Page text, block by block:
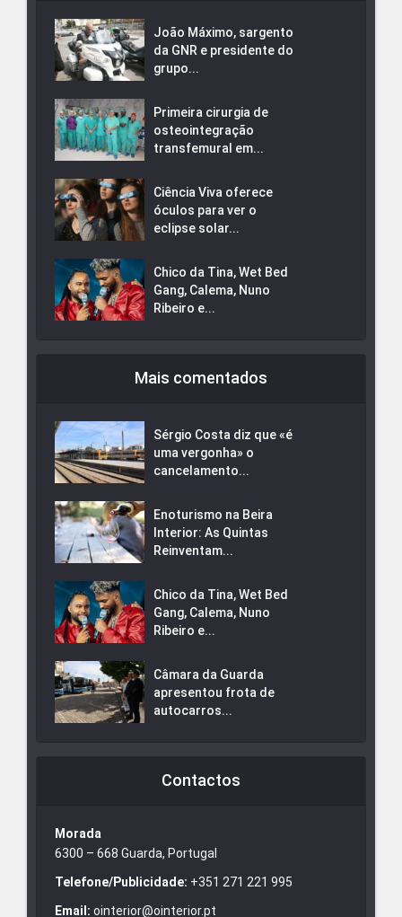
João Máximo, sargento
da GNR e presidente do
grupo...
Primeira cirurgia de
osteointegração
transfemural em...
Ciência Viva oferece
óculos para ver o
eclipse solar...
Chico da Tina, Wet Bed
Gang, Calema, Nuno
Ribeiro e...
Mais comentados
Sérgio Costa diz que «é
uma vergonha» o
cancelamento...
Enoturismo na Beira
Interior: As Quintas
Reinventam...
Chico da Tina, Wet Bed
Gang, Calema, Nuno
Ribeiro e...
Câmara da Guarda
apresentou frota de
autocarros...
Contactos
Morada
6300 – 668 Guarda, Portugal
Telefone/Publicidade: +351 271 221 995
Email: ointerior@ointerior.pt